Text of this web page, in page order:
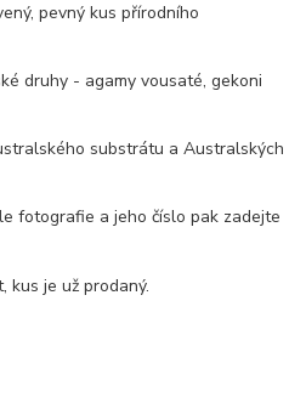
pevný kus přírodního
druhy - agamy vousaté, gekoni
substrátu a Australských
fotografie a jeho číslo pak zadejte
kus je už prodaný.